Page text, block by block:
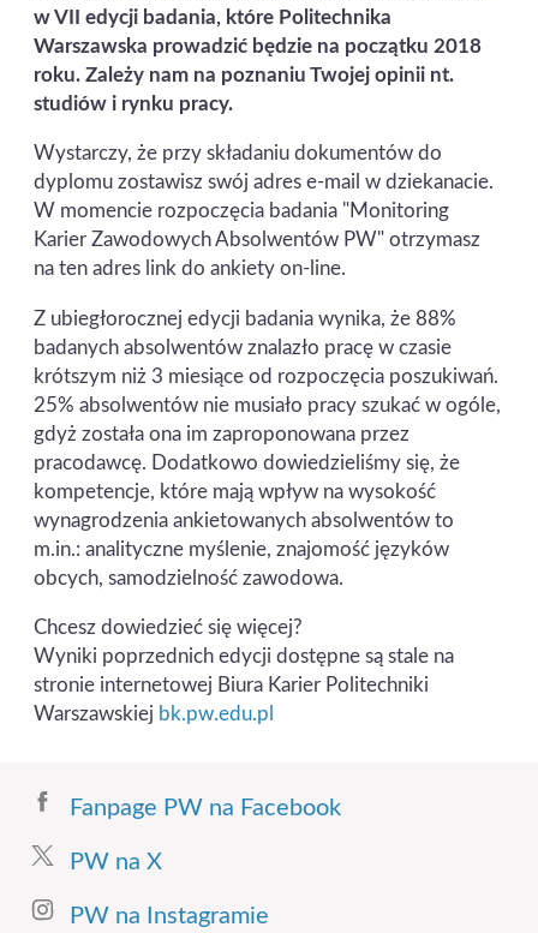
w VII edycji badania, które Politechnika
Warszawska prowadzić będzie na początku 2018
roku. Zależy nam na poznaniu Twojej opinii nt.
studiów i rynku pracy.
Wystarczy, że przy składaniu dokumentów do
dyplomu zostawisz swój adres e-mail w dziekanacie.
W momencie rozpoczęcia badania "Monitoring
Karier Zawodowych Absolwentów PW" otrzymasz
na ten adres link do ankiety on-line.
Z ubiegłorocznej edycji badania wynika, że 88%
badanych absolwentów znalazło pracę w czasie
krótszym niż 3 miesiące od rozpoczęcia poszukiwań.
25% absolwentów nie musiało pracy szukać w ogóle,
gdyż została ona im zaproponowana przez
pracodawcę. Dodatkowo dowiedzieliśmy się, że
kompetencje, które mają wpływ na wysokość
wynagrodzenia ankietowanych absolwentów to
m.in.: analityczne myślenie, znajomość języków
obcych, samodzielność zawodowa.
Chcesz dowiedzieć się więcej?
Wyniki poprzednich edycji dostępne są stale na
stronie internetowej Biura Karier Politechniki
Warszawskiej bk.pw.edu.pl
Fanpage PW na Facebook
PW na X
PW na Instagramie